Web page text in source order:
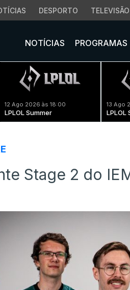
DESPORTO TELEVISÃO
NOTÍCIAS PROGRAMAS
12 Ago 2026 às 18:00
LPLOL Summer
13 Ago
LPLOL
Stage 2 do